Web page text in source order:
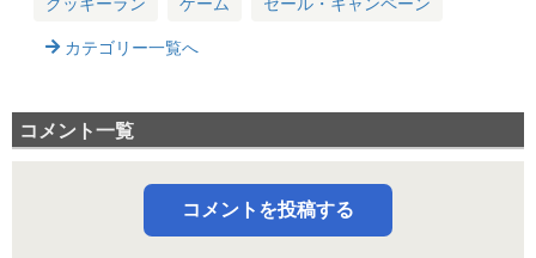
カテゴリー一覧へ
コメント一覧
コメントを投稿する